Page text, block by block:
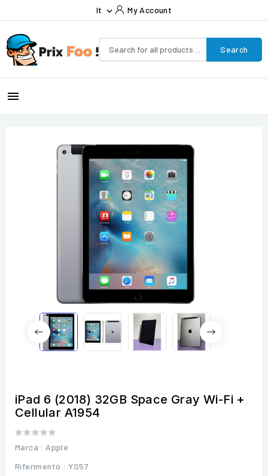
It  My Account
Search

iPad 6 (2018) 32GB Space Gray Wi-Fi +
Cellular A1954
Marca : Apple
Riferimento : YS57